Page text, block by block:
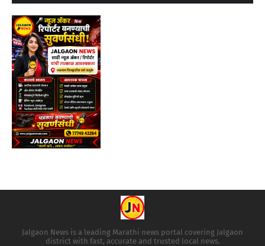
Jalgaon News is a leading Marathi news portal covering Jalgaon
district with fast, accurate and trusted local news.